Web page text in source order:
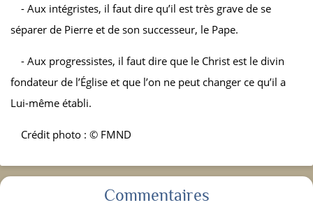
- Aux intégristes, il faut dire qu’il est très grave de se
séparer de Pierre et de son successeur, le Pape.
- Aux progressistes, il faut dire que le Christ est le divin
fondateur de l’Église et que l’on ne peut changer ce qu’il a
Lui-même établi.
Crédit photo : © FMND
Commentaires